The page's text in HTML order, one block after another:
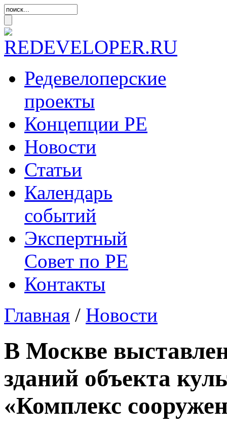
Редевелоперские
проекты
Концепции РЕ
Новости
Статьи
Календарь
событий
Экспертный
Совет по РЕ
Контакты
Главная / Новости
В Москве
зданий объекта
«Комплекс